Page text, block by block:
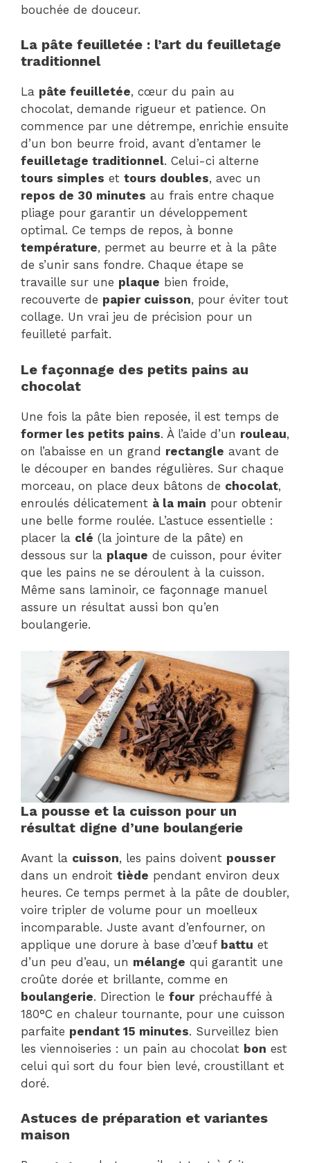
bouchée de douceur.
La pâte feuilletée : l’art du feuilletage
traditionnel
La pâte feuilletée, cœur du pain au
chocolat, demande rigueur et patience. On
commence par une détrempe, enrichie ensuite
d’un bon beurre froid, avant d’entamer le
feuilletage traditionnel. Celui-ci alterne
tours simples et tours doubles, avec un
repos de 30 minutes au frais entre chaque
pliage pour garantir un développement
optimal. Ce temps de repos, à bonne
température, permet au beurre et à la pâte
de s’unir sans fondre. Chaque étape se
travaille sur une plaque bien froide,
recouverte de papier cuisson, pour éviter tout
collage. Un vrai jeu de précision pour un
feuilleté parfait.
Le façonnage des petits pains au
chocolat
Une fois la pâte bien reposée, il est temps de
former les petits pains. À l’aide d’un rouleau,
on l’abaisse en un grand rectangle avant de
le découper en bandes régulières. Sur chaque
morceau, on place deux bâtons de chocolat,
enroulés délicatement à la main pour obtenir
une belle forme roulée. L’astuce essentielle :
placer la clé (la jointure de la pâte) en
dessous sur la plaque de cuisson, pour éviter
que les pains ne se déroulent à la cuisson.
Même sans laminoir, ce façonnage manuel
assure un résultat aussi bon qu’en
boulangerie.
La pousse et la cuisson pour un
résultat digne d’une boulangerie
Avant la cuisson, les pains doivent pousser
dans un endroit tiède pendant environ deux
heures. Ce temps permet à la pâte de doubler,
voire tripler de volume pour un moelleux
incomparable. Juste avant d’enfourner, on
applique une dorure à base d’œuf battu et
d’un peu d’eau, un mélange qui garantit une
croûte dorée et brillante, comme en
boulangerie. Direction le fourpréchauffé à
180°C en chaleur tournante, pour une cuisson
parfaite pendant 15 minutes. Surveillez bien
les viennoiseries : un pain au chocolat bon est
celui qui sort du four bien levé, croustillant et
doré.
Astuces de préparation et variantes
maison